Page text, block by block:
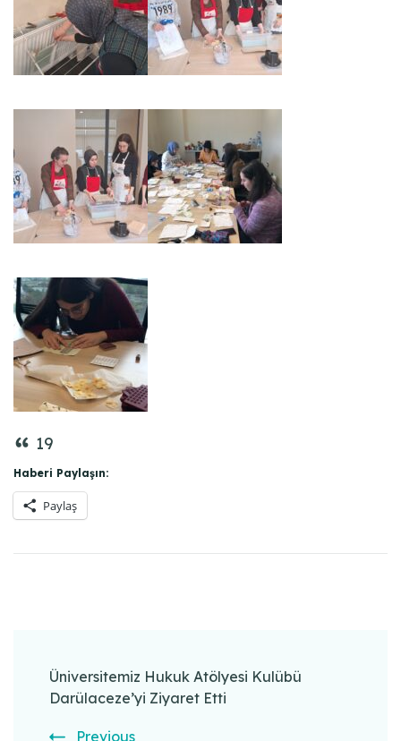
19
Haberi Paylaşın:
Paylaş
Navigation
Üniversitemiz Hukuk Atölyesi Kulübü
Darülaceze’yi Ziyaret Etti
Previous